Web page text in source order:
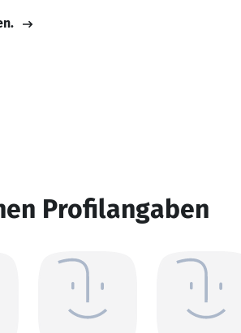
Profilangaben